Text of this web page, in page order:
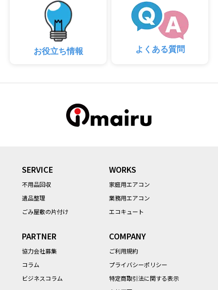
お役立ち情報 よくある質問
SERVICE
不用品回収
遺品整理
ごみ屋敷の片付け
WORKS
家庭用エアコン
業務用エアコン
エコキュート
PARTNER
協力会社募集
コラム
ビジネスコラム
COMPANY
ご利用規約
プライバシーポリシー
特定商取引法に関する表示